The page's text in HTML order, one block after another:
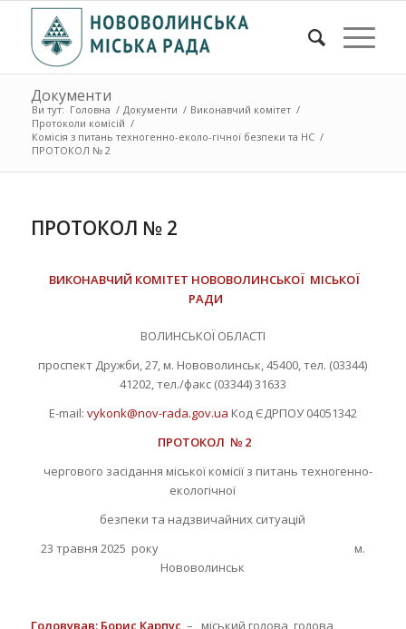
Документи
Ви тут: Головна / Документи / Виконавчий комітет /
Протоколи комісій /
Комісія з питань техногенно-еколо-гічної безпеки та НС /
ПРОТОКОЛ № 2
ПРОТОКОЛ № 2
ВИКОНАВЧИЙ КОМІТЕТ НОВОВОЛИНСЬКОЇ МІСЬКОЇ
РАДИ
ВОЛИНСЬКОЇ ОБЛАСТІ
проспект Дружби, 27, м. Нововолинськ, 45400, тел. (03344)
41202, тел./факс (03344) 31633
Е-mail: vykonk@nov-rada.gov.ua Код ЄДРПОУ 04051342
ПРОТОКОЛ № 2
чергового засідання міської комісії з питань техногенно-
екологічної
безпеки та надзвичайних ситуацій
23 травня 2025 року м.
Нововолинськ